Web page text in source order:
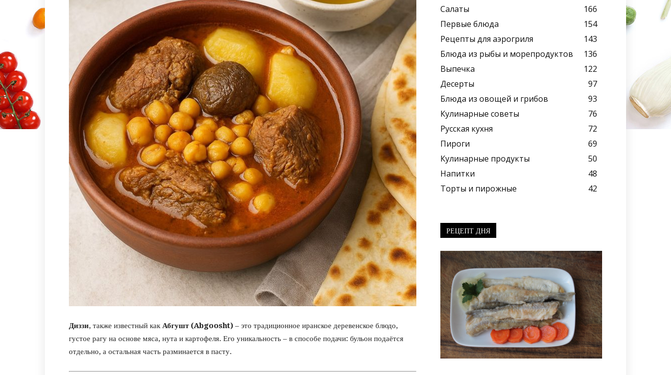
вкусные
блюда
+
фото
Диззи, также известный какАбгушт (Abgoosht) – это традиционное иранское деревенское блюдо,
густое рагу на основе мяса, нута и картофеля. Его уникальность – в способе подачи: бульон подаётся
отдельно, а остальная часть разминается в пасту.
Салаты
166
Первые блюда
154
Рецепты для аэрогриля
143
Блюда из рыбы и морепродуктов
136
Выпечка
122
Десерты
97
Блюда из овощей и грибов
93
Кулинарные советы
76
Русская кухня
72
Пироги
69
Кулинарные продукты
50
Напитки
48
Торты и пирожные
42
РЕЦЕПТ ДНЯ